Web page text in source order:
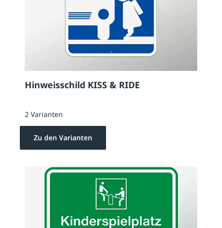
Hinweisschild KISS & RIDE
2 Varianten
Zu den Varianten